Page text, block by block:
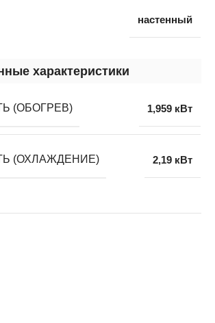
настенный
характеристики
(ОБОГРЕВ) 1,959 кВт
(ОХЛАЖДЕНИЕ) 2,19 кВт